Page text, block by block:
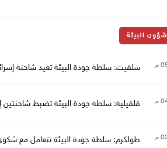
شؤون البيئة
سلفيت: سلطة جودة البيئة تعيد شاحنة
قلقيلية: سلطة جودة البيئة تضبط شاحنتين
طولكرم: سلطة جودة البيئة تتعامل مع شكوى